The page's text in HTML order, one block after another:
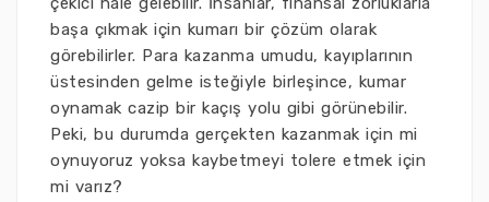
başa çıkmak için kumarı bir çözüm olarak
görebilirler. Para kazanma umudu, kayıplarının
üstesinden gelme isteğiyle birleşince, kumar
oynamak cazip bir kaçış yolu gibi görünebilir.
Peki, bu durumda gerçekten kazanmak için mi
oynuyoruz yoksa kaybetmeyi tolere etmek için
mi varız?